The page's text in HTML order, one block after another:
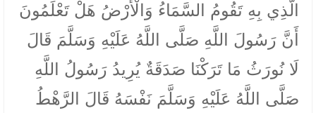
الَّذِي بِهِ تَقُومُ السَّمَاءُ وَالْأَرْضُ هَلْ تَعْلَمُونَ
أَنَّ رَسُولَ اللَّهِ صَلَّى اللَّهُ عَلَيْهِ وَسَلَّمَ قَالَ
لَا نُورَثُ مَا تَرَكْنَا صَدَقَةٌ يُرِيدُ رَسُولُ اللَّهِ
صَلَّى اللَّهُ عَلَيْهِ وَسَلَّمَ نَفْسَهُ قَالَ الرَّهْطُ